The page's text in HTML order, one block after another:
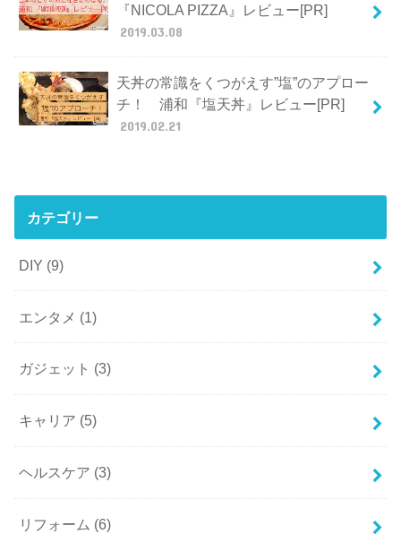
『NICOLA PIZZA』レビュー[PR]
2019.03.08
天丼の常識をくつがえす”塩”のアプロー
チ！ 浦和『塩天丼』レビュー[PR]
2019.02.21
カテゴリー
DIY (9)
エンタメ (1)
ガジェット (3)
キャリア (5)
ヘルスケア (3)
リフォーム (6)